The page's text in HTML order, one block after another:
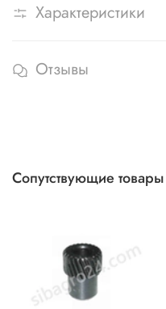
Характеристики
Отзывы
Сопутствующие товары